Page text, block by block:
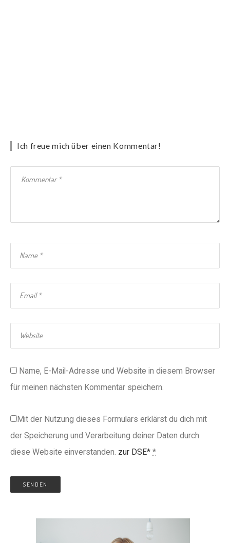
Ich freue mich über einen Kommentar!
Name, E-Mail-Adresse und Website in diesem Browser
für meinen nächsten Kommentar speichern.
Mit der Nutzung dieses Formulars erklärst du dich mit
der Speicherung und Verarbeitung deiner Daten durch
diese Website einverstanden. zur DSE* *